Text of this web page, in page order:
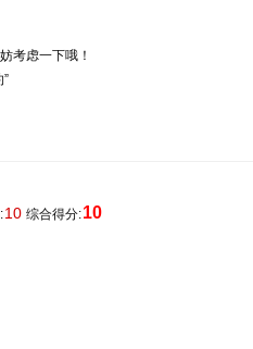
考虑一下哦！
10 综合得分:10